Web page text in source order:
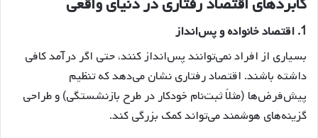
1. اقتصاد خانواده و پس‌انداز
بسیاری از افراد نمی‌توانند پس‌انداز کنند، حتی اگر درآمد کافی
داشته باشند. اقتصاد رفتاری نشان می‌دهد که تنظیم
پیش‌فرض‌ها (مثلاً ثبت‌نام خودکار در طرح بازنشستگی) و طراحی
گزینه‌های هوشمند می‌تواند کمک بزرگی کند.